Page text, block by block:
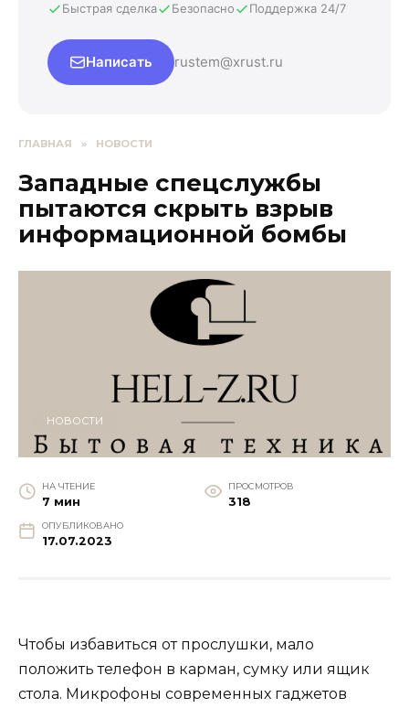
Быстрая сделка Безопасно Поддержка 24/7
Написать rustem@xrust.ru
ГЛАВНАЯ » НОВОСТИ
Западные спецслужбы
пытаются скрыть взрыв
информационной бомбы
НОВОСТИ
НА ЧТЕНИЕ
7 мин
ПРОСМОТРОВ
318
ОПУБЛИКОВАНО
17.07.2023
Чтобы избавиться от прослушки, мало
положить телефон в карман, сумку или ящик
стола. Микрофоны современных гаджетов